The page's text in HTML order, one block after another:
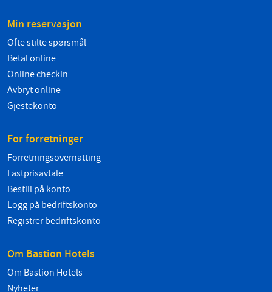
Min reservasjon
Ofte stilte spørsmål
Betal online
Online checkin
Avbryt online
Gjestekonto
For forretninger
Forretningsovernatting
Fastprisavtale
Bestill på konto
Logg på bedriftskonto
Registrer bedriftskonto
Om Bastion Hotels
Om Bastion Hotels
Nyheter